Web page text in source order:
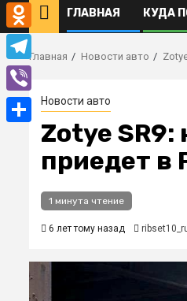
ГЛАВНАЯ КУДА
Главная Новости авто
Новости авто
Zotye SR9:
приедет в
1 минута чтение
6 лет тому назад
VK
Odnoklassniki
Telegram
Viber
Отправить